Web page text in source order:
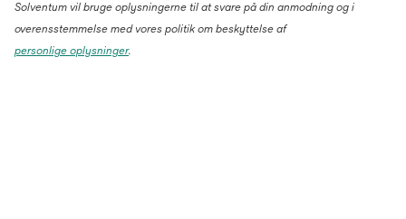
Solventum vil bruge oplysningerne til at svare på din anmodning og i
overensstemmelse med vores politik om beskyttelse af
personlige oplysninger.